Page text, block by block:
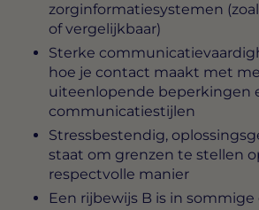
zorginformatiesystemen
of vergelijkbaar)
Sterke
hoe je contact maakt met
uiteenlopende beperkingen
communicatiestijlen
Stressbestendig,
staat om grenzen te stellen
respectvolle manier
Een rijbewijs B is in sommige